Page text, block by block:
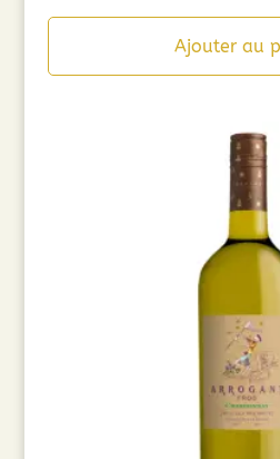
Ajouter au